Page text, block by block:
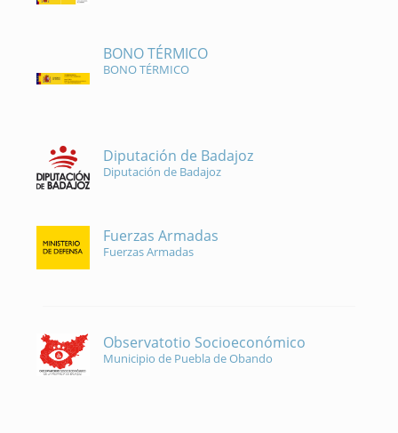
BONO TÉRMICO
BONO TÉRMICO
Diputación de Badajoz
Diputación de Badajoz
Fuerzas Armadas
Fuerzas Armadas
Observatotio Socioeconómico
Municipio de Puebla de Obando